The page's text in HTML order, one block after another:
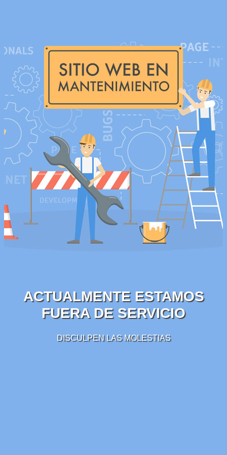
ACTUALMENTE ESTAMOS
FUERA DE SERVICIO
DISCULPEN LAS MOLESTIAS